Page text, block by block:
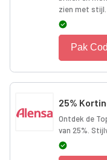
zien met stijl.
Pak
25%
Ontdek de
van 25%.